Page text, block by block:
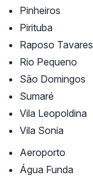
Pinheiros
Pirituba
Raposo Tavares
Rio Pequeno
São Domingos
Sumaré
Vila Leopoldina
Vila Sonia
Aeroporto
Água Funda